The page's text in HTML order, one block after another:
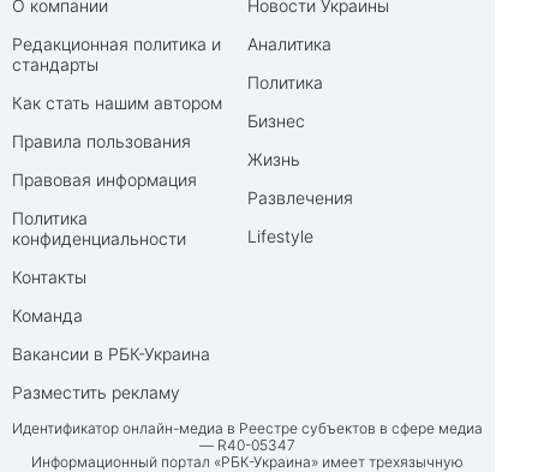
О компании
Редакционная политика и
стандарты
Как стать нашим автором
Правила пользования
Правовая информация
Политика
конфиденциальности
Контакты
Команда
Вакансии в РБК-Украина
Разместить рекламу
Новости Украины
Аналитика
Политика
Бизнес
Жизнь
Развлечения
Lifestyle
Идентификатор онлайн-медиа в Реестре субъектов в сфере медиа
— R40-05347
Информационный портал «РБК-Украина» имеет трехязычную